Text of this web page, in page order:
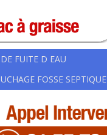
FUITE D EAU
FOSSE SEPTIQUE